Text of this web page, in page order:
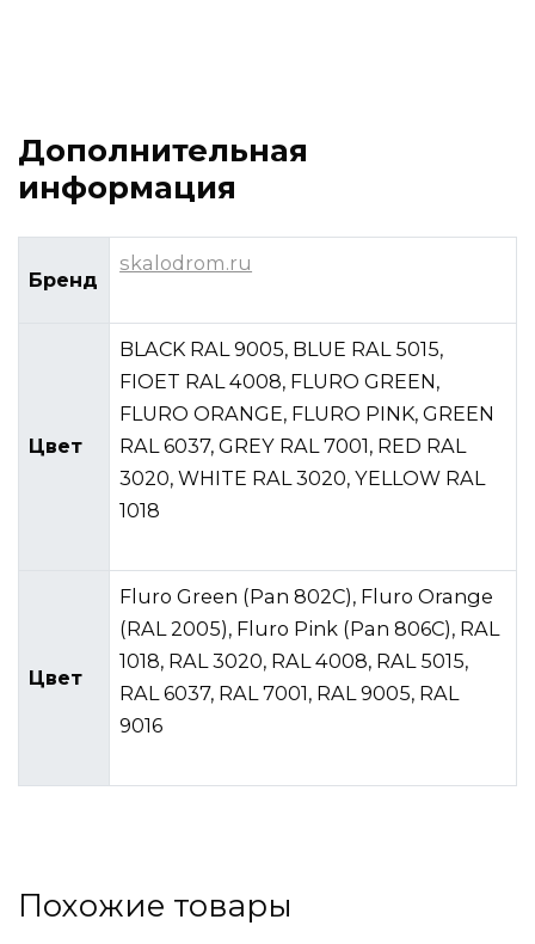
Дополнительная
информация
Бренд
skalodrom.ru
Цвет
BLACK RAL 9005, BLUE RAL 5015,
FIOET RAL 4008, FLURO GREEN,
FLURO ORANGE, FLURO PINK, GREEN
RAL 6037, GREY RAL 7001, RED RAL
3020, WHITE RAL 3020, YELLOW RAL
1018
Цвет
Fluro Green (Pan 802C), Fluro Orange
(RAL 2005), Fluro Pink (Pan 806C), RAL
1018, RAL 3020, RAL 4008, RAL 5015,
RAL 6037, RAL 7001, RAL 9005, RAL
9016
Похожие товары